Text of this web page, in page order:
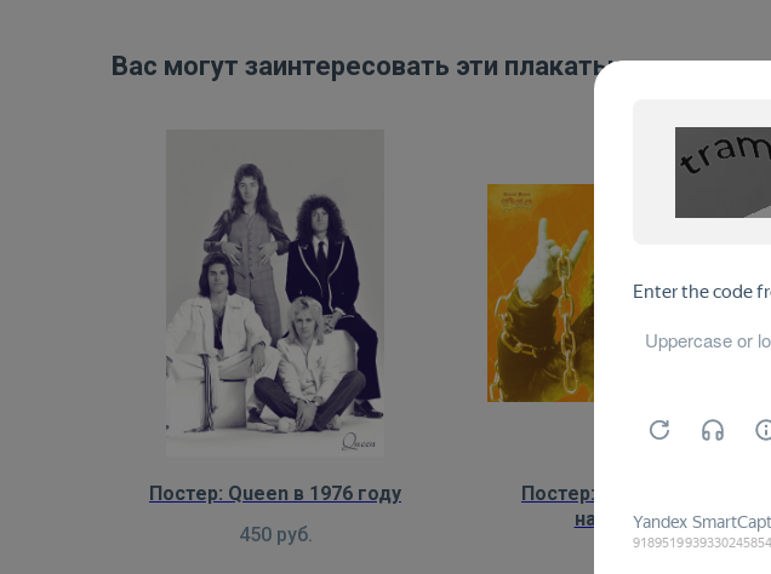
Вас могут заинтересовать эти плакаты:
Постер: Queen в 1976 году
450 руб.
Постер: Ronnie James Dio в
начале карьеры